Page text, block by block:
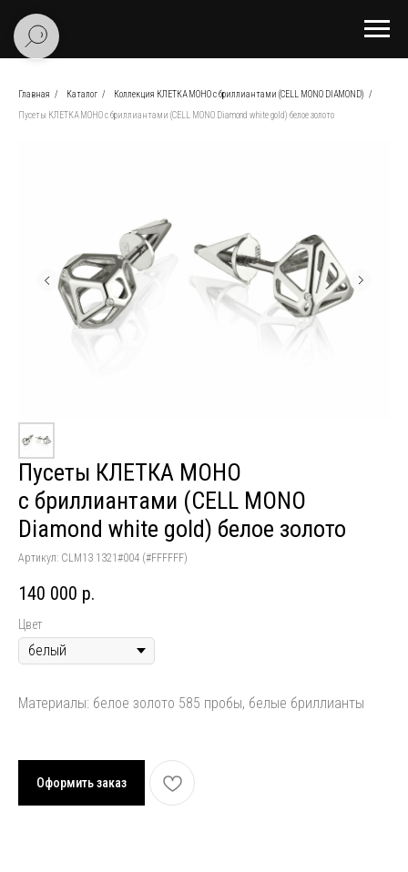
Главная / Каталог / Коллекция КЛЕТКА МОНО c бриллиантами (CELL MONO DIAMOND) /
Пусеты КЛЕТКА МОНО с бриллиантами (СELL MONO Diamond white gold) белое золото
Пусеты КЛЕТКА МОНО
с бриллиантами (СELL MONO
Diamond white gold) белое золото
Артикул: CLM13 1321#004 (#FFFFFF)
140 000 р.
Цвет
Материалы: белое золото 585 пробы, белые бриллианты
Оформить заказ